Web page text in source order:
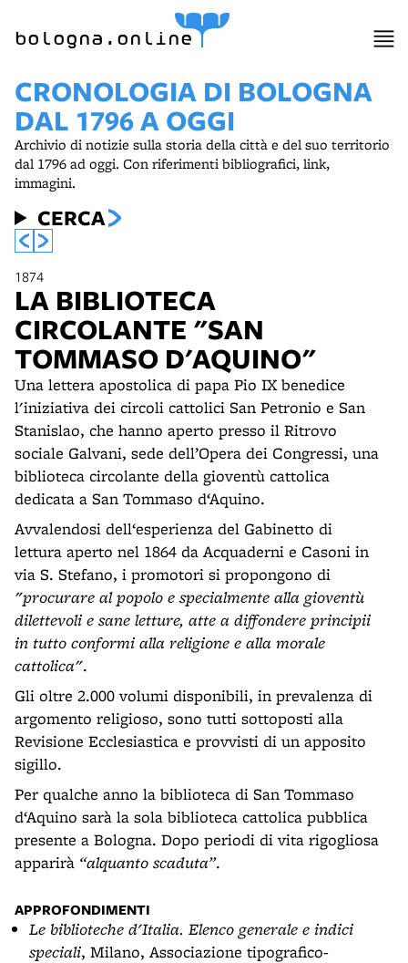
bologna.online
CRONOLOGIA DI BOLOGNA
DAL 1796 A OGGI
Archivio di notizie sulla storia della città e del suo territorio
dal 1796 ad oggi. Con riferimenti bibliografici, link,
immagini.
CERCA
1874
LA BIBLIOTECA
CIRCOLANTE "SAN
TOMMASO D'AQUINO"
Una lettera apostolica di papa Pio IX benedice
l'iniziativa dei circoli cattolici San Petronio e San
Stanislao, che hanno aperto presso il Ritrovo
sociale Galvani, sede dell’Opera dei Congressi, una
biblioteca circolante della gioventù cattolica
dedicata a San Tommaso d‘Aquino.
Avvalendosi dell‘esperienza del Gabinetto di
lettura aperto nel 1864 da Acquaderni e Casoni in
via S. Stefano, i promotori si propongono di
"procurare al popolo e specialmente alla gioventù
dilettevoli e sane letture, atte a diffondere principii
in tutto conformi alla religione e alla morale
cattolica".
Gli oltre 2.000 volumi disponibili, in prevalenza di
argomento religioso, sono tutti sottoposti alla
Revisione Ecclesiastica e provvisti di un apposito
sigillo.
Per qualche anno la biblioteca di San Tommaso
d‘Aquino sarà la sola biblioteca cattolica pubblica
presente a Bologna. Dopo periodi di vita rigogliosa
apparirà “alquanto scaduta”.
APPROFONDIMENTI
Le biblioteche d'Italia. Elenco generale e indici
speciali, Milano, Associazione tipografico-